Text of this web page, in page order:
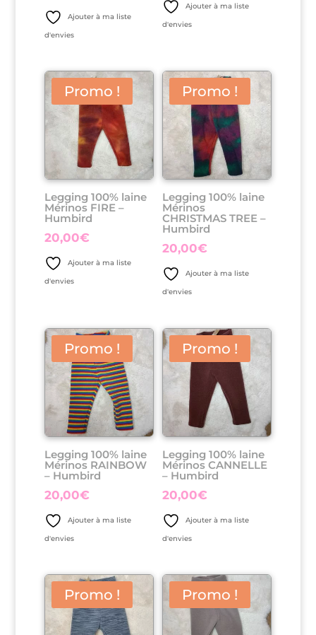
Ajouter à ma liste
d'envies
Ajouter à ma liste
d'envies
Promo !
Legging 100% laine
Mérinos FIRE –
Humbird
20,00€
Ajouter à ma liste
d'envies
Promo !
Legging 100% laine
Mérinos
CHRISTMAS TREE –
Humbird
20,00€
Ajouter à ma liste
d'envies
Promo !
Legging 100% laine
Mérinos RAINBOW
– Humbird
20,00€
Ajouter à ma liste
d'envies
Promo !
Legging 100% laine
Mérinos CANNELLE
– Humbird
20,00€
Ajouter à ma liste
d'envies
Promo ! Promo !